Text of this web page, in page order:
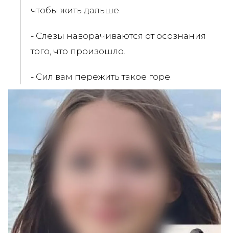
чтобы жить дальше.
- Слезы наворачиваются от осознания
того, что произошло.
- Сил вам пережить такое горе.